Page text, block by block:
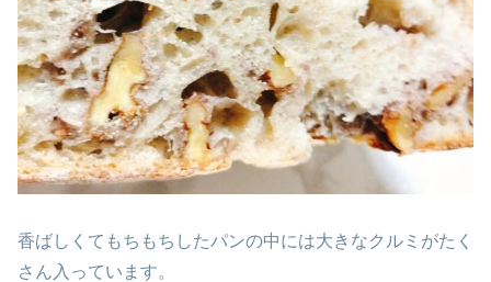
香ばしくてもちもちしたパンの中には大きなクルミがたく
さん入っています。